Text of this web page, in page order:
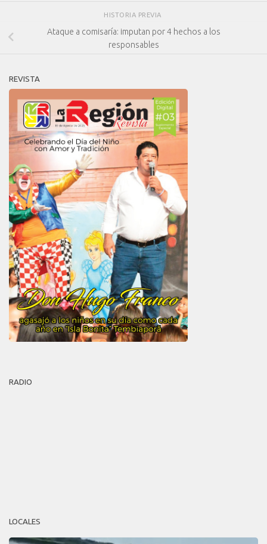
HISTORIA PREVIA
Ataque a comisaría: imputan por 4 hechos a los
responsables
REVISTA
RADIO
LOCALES